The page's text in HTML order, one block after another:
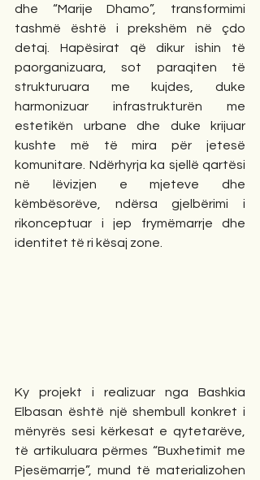
dhe “Marije Dhamo”, transformimi
tashmë është i prekshëm në çdo
detaj. Hapësirat që dikur ishin të
paorganizuara, sot paraqiten të
strukturuara me kujdes, duke
harmonizuar infrastrukturën me
estetikën urbane dhe duke krijuar
kushte më të mira për jetesë
komunitare. Ndërhyrja ka sjellë qartësi
në lëvizjen e mjeteve dhe
këmbësorëve, ndërsa gjelbërimi i
rikonceptuar i jep frymëmarrje dhe
identitet të ri kësaj zone.
Ky projekt i realizuar nga Bashkia
Elbasan është një shembull konkret i
mënyrës sesi kërkesat e qytetarëve,
të artikuluara përmes “Buxhetimit me
Pjesëmarrje”, mund të materializohen